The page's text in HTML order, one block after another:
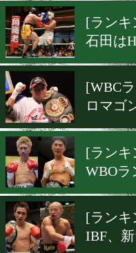
[ラ
江
[ラ
[ラ